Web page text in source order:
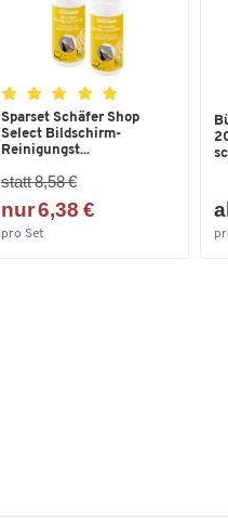
Sparset Schäfer Shop
Select Bildschirm-
Reinigungst...
statt 8,58 €
nur 6,38 €
pro Set